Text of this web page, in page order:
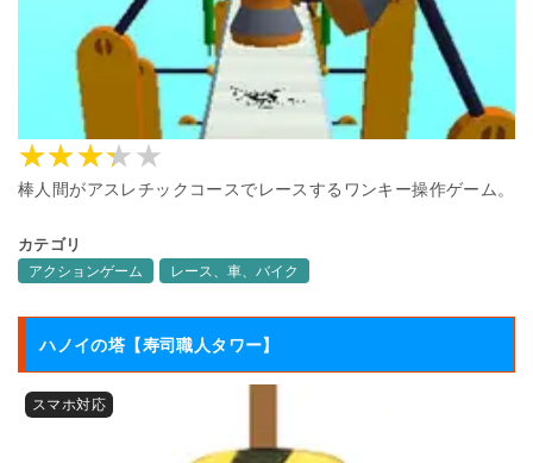
棒人間がアスレチックコースでレースするワンキー操作ゲーム。
カテゴリ
アクションゲーム
レース、車、バイク
ハノイの塔【寿司職人タワー】